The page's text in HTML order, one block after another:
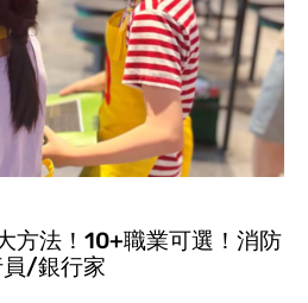
方法！10+職業可選！消防
/銀行家